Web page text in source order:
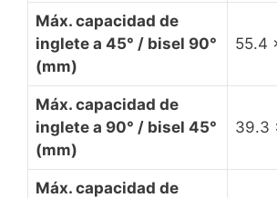
Máx. capacidad de
inglete a 45° / bisel 90°
(mm)
55.4
Máx. capacidad de
inglete a 90° / bisel 45°
(mm)
39.3
Máx. capacidad de